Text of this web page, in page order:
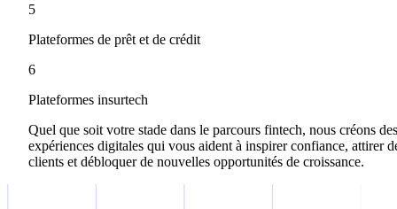
5
Plateformes de prêt et de crédit
6
Plateformes insurtech
Quel que soit votre stade dans le parcours fintech, nous créons des
expériences digitales qui vous aident à inspirer confiance, attirer
clients et débloquer de nouvelles opportunités de croissance.